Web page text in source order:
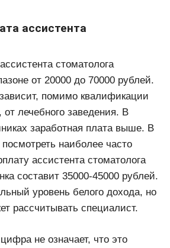
ассистента
стоматолога
от 20000 до 70000 рублей.
помимо квалификации
от лечебного заведения. В
заработная плата выше. В
наиболее часто
ассистента стоматолога
составит 35000-45000 рублей.
уровень белого дохода, но
рассчитывать специалист.
не означает, что это